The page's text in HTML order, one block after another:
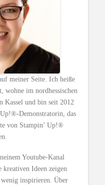
meiner Seite. Ich heiße
wohne im nordhessischen
Kassel und bin seit 2012
Up!®-Demonstratorin, das
von Stampin’ Up!®
Youtube-Kanal
kreativen Ideen zeigen
inspirieren. Über